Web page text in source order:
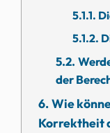
der
Wie
Korrektheit